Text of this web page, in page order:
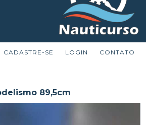
CADASTRE-SE LOGIN CONTATO
89,5cm